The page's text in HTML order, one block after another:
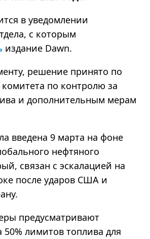
в уведомлении
с которым
издание Dawn.
решение принято по
по контролю за
и дополнительным мерам
введена 9 марта на фоне
нефтяного
связан с эскалацией на
после ударов США и
предусматривают
лимитов топлива для